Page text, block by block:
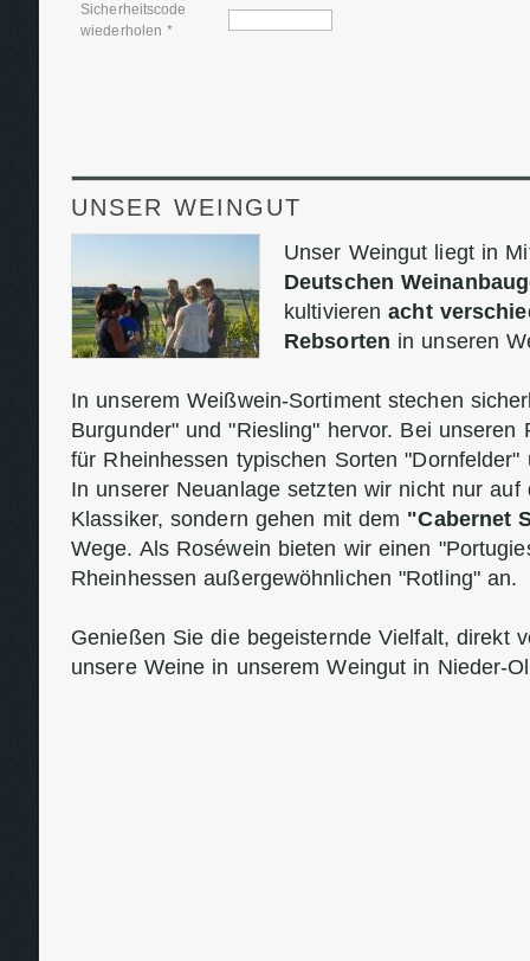
Sicherheitscode
wiederholen *
UNSER WEINGUT
Unser Weingut liegt in
Deutschen
kultivierenacht
Rebsorten in unseren
In unserem Weißwein-Sortiment stechen
Burgunder" und "Riesling" hervor. Bei unseren
für Rheinhessen typischen Sorten "Dornfelder"
In unserer Neuanlage setzten wir nicht nur auf
Klassiker, sondern gehen mit dem "Cabernet
Wege. Als Roséwein bieten wir einen
Rheinhessen außergewöhnlichen "Rotling" an.
Genießen Sie die begeisternde Vielfalt, direkt
unsere Weine in unserem Weingut in Nieder-